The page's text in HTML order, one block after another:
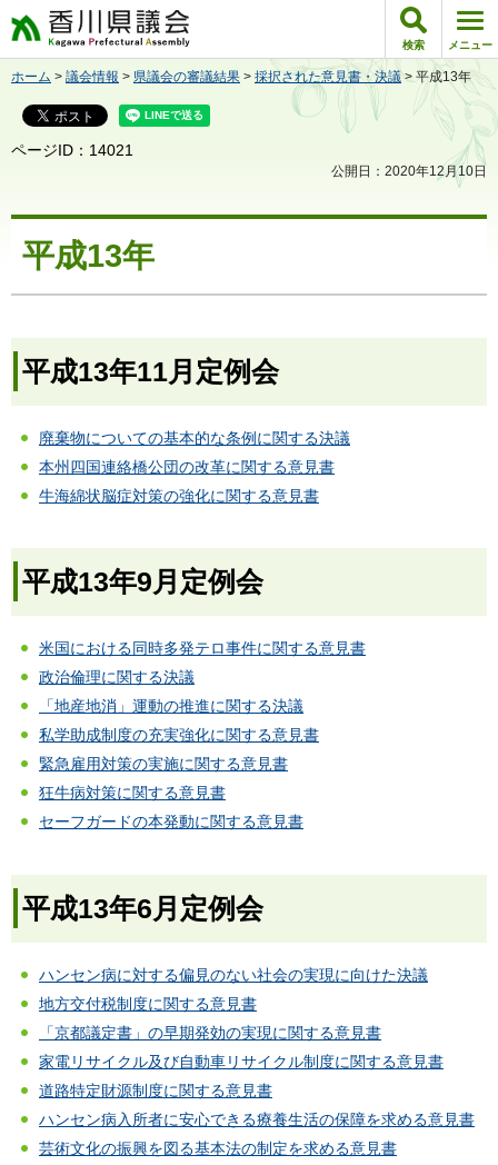
香川県議会 検索 メニュー
ホーム > 議会情報 > 県議会の審議結果 > 採択された意見書・決議 > 平成13年
ページID：14021
公開日：2020年12月10日
平成13年
平成13年11月定例会
廃棄物についての基本的な条例に関する決議
本州四国連絡橋公団の改革に関する意見書
牛海綿状脳症対策の強化に関する意見書
平成13年9月定例会
米国における同時多発テロ事件に関する意見書
政治倫理に関する決議
「地産地消」運動の推進に関する決議
私学助成制度の充実強化に関する意見書
緊急雇用対策の実施に関する意見書
狂牛病対策に関する意見書
セーフガードの本発動に関する意見書
平成13年6月定例会
ハンセン病に対する偏見のない社会の実現に向けた決議
地方交付税制度に関する意見書
「京都議定書」の早期発効の実現に関する意見書
家電リサイクル及び自動車リサイクル制度に関する意見書
道路特定財源制度に関する意見書
ハンセン病入所者に安心できる療養生活の保障を求める意見書
芸術文化の振興を図る基本法の制定を求める意見書